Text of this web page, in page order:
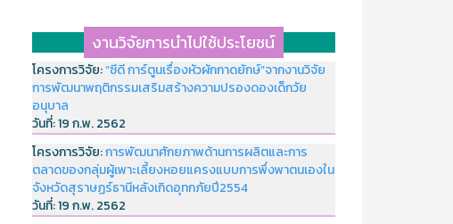
งานวิจัยการนำไปใช้ประโยชน์
โครงการวิจัย:“ซีดี การ์ตูนเรื่องหัวผักกาดยักษ์”จากงานวิจัย
การพัฒนาพฤติกรรมเสริมสร้างความปรองดองเด็กวัย
อนุบาล
วันที่:19 ก.พ. 2562
โครงการวิจัย:การพัฒนาศักยภาพด้านการผลิตและการ
ตลาดของกลุ่มผู้เพาะเลี้ยงหอยแครงแบบการพึ่งพาตนเองใน
จังหวัดสุราษฏร์ธานีหลังเกิดอุทกภัยปี2554
วันที่:19 ก.พ. 2562